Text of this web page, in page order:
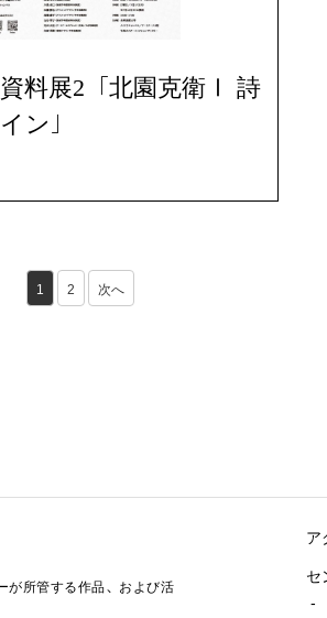
料展2「北園克衛Ⅰ 詩
ン」
1 2 次へ
が所管する作品、および活
ア
セ
-